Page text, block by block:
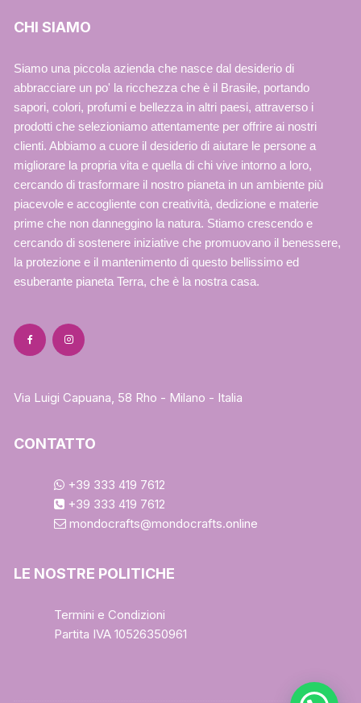
CHI SIAMO
Siamo una piccola azienda che nasce dal desiderio di
abbracciare un po' la ricchezza che è il Brasile, portando
sapori, colori, profumi e bellezza in altri paesi, attraverso i
prodotti che selezioniamo attentamente per offrire ai nostri
clienti. Abbiamo a cuore il desiderio di aiutare le persone a
migliorare la propria vita e quella di chi vive intorno a loro,
cercando di trasformare il nostro pianeta in un ambiente più
piacevole e accogliente con creatività, dedizione e materie
prime che non danneggino la natura. Stiamo crescendo e
cercando di sostenere iniziative che promuovano il benessere,
la protezione e il mantenimento di questo bellissimo ed
esuberante pianeta Terra, che è la nostra casa.
Via Luigi Capuana, 58 Rho - Milano - Italia
CONTATTO
+39 333 419 7612
+39 333 419 7612
mondocrafts@mondocrafts.online
LE NOSTRE POLITICHE
Termini e Condizioni
Partita IVA 10526350961